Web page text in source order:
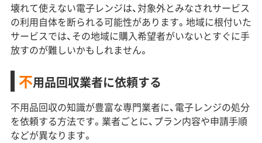
壊れて使えない電子レンジは、対象外とみなされサービス
の利用自体を断られる可能性があります。地域に根付いた
サービスでは、その地域に購入希望者がいないとすぐに手
放すのが難しいかもしれません。
不用品回収業者に依頼する
不用品回収の知識が豊富な専門業者に、電子レンジの処分
を依頼する方法です。業者ごとに、プラン内容や申請手順
などが異なります。